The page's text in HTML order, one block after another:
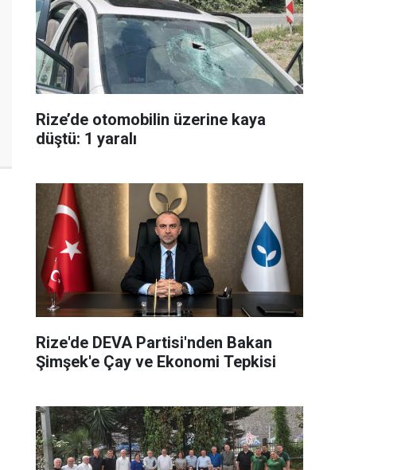
Rize’de otomobilin üzerine kaya
düştü: 1 yaralı
Rize'de DEVA Partisi'nden Bakan
Şimşek'e Çay ve Ekonomi Tepkisi